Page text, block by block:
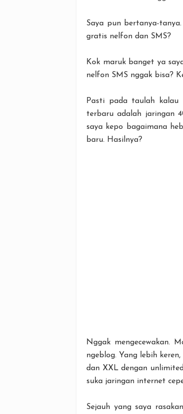
Saya pun bertanya-
gratis nelfon dan SMS?
Kok maruk banget ya
nelfon SMS nggak bisa?
Pasti pada taulah kalau
terbaru adalah jaringan
saya kepo bagaimana
baru. Hasilnya?
Nggak mengecewakan.
ngeblog. Yang lebih
dan XXL dengan
suka jaringan internet
Sejauh yang saya